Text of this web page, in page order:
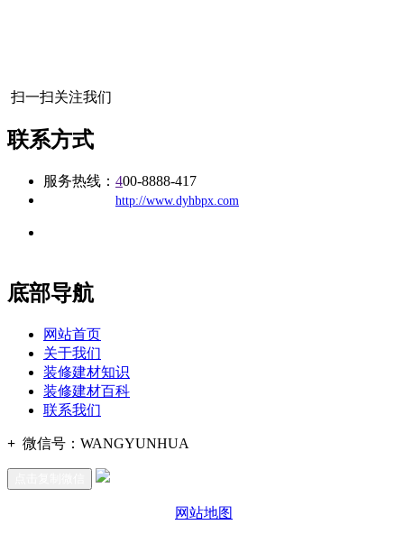
扫一扫关注我们
联系方式
服务热线： 400-8888-417
http://www.dyhbpx.com
底部导航
网站首页
关于我们
装修建材知识
装修建材百科
联系我们
+ 微信号： WANGYUNHUA
网站地图